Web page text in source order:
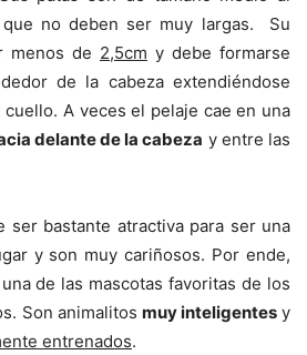
no deben ser muy largas. Su
menos de 2,5cm y debe formarse
de la cabeza extendiéndose
cuello. A veces el pelaje cae en una
delante de la cabeza y entre las
ser bastante atractiva para ser una
y son muy cariñosos. Por ende,
de las mascotas favoritas de los
Son animalitos muy inteligentesy
entrenados.